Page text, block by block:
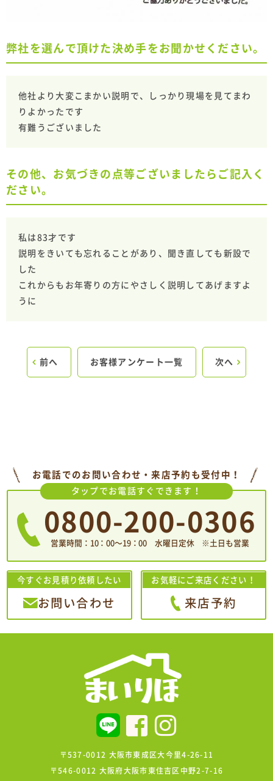
弊社を選んで頂けた決め手をお聞かせください。
他社より大変こまかい説明で、しっかり現場を見てまわ
りよかったです
有難うございました
その他、お気づきの点等ございましたらご記入く
ださい。
私は83才です
説明をきいても忘れることがあり、聞き直しても新設で
した
これからもお年寄りの方にやさしく説明してあげますよ
うに
前へ お客様アンケート一覧 次へ
お電話でのお問い合わせ・来店予約も受付中！
タップでお電話すぐできます！
0800-200-0306
営業時間：10：00〜19：00 水曜日定休 ※土日も営業
今すぐお見積り依頼したい
お問い合わせ
お気軽にご来店ください！
来店予約
〒537-0012 大阪市東成区大今里4-26-11
〒546-0012 大阪府大阪市東住吉区中野2-7-16